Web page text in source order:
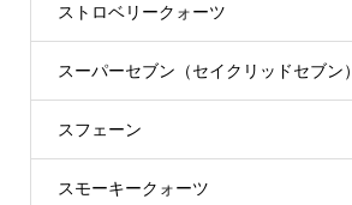
ストロベリークォーツ
スーパーセブン（セイクリッドセブン）
スフェーン
スモーキークォーツ